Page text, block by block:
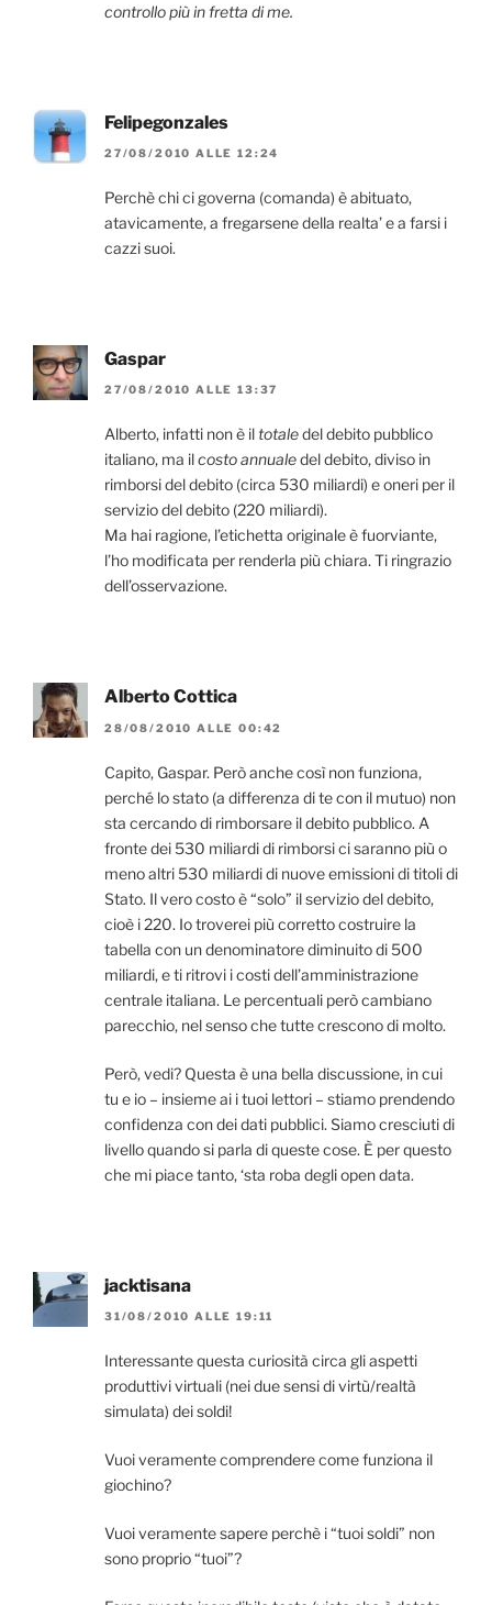
controllo più in fretta di me.
Felipegonzales
27/08/2010 ALLE 12:24
Perchè chi ci governa (comanda) è abituato,
atavicamente, a fregarsene della realta’ e a farsi i
cazzi suoi.
Gaspar
27/08/2010 ALLE 13:37
Alberto, infatti non è il totaledel debito pubblico
italiano, ma ilcosto annualedel debito, diviso in
rimborsi del debito (circa 530 miliardi) e oneri per il
servizio del debito (220 miliardi).
Ma hai ragione, l’etichetta originale è fuorviante,
l’ho modificata per renderla più chiara. Ti ringrazio
dell’osservazione.
Alberto Cottica
28/08/2010 ALLE 00:42
Capito, Gaspar. Però anche così non funziona,
perché lo stato (a differenza di te con il mutuo) non
sta cercando di rimborsare il debito pubblico. A
fronte dei 530 miliardi di rimborsi ci saranno più o
meno altri 530 miliardi di nuove emissioni di titoli di
Stato. Il vero costo è “solo” il servizio del debito,
cioè i 220. Io troverei più corretto costruire la
tabella con un denominatore diminuito di 500
miliardi, e ti ritrovi i costi dell’amministrazione
centrale italiana. Le percentuali però cambiano
parecchio, nel senso che tutte crescono di molto.
Però, vedi? Questa è una bella discussione, in cui
tu e io – insieme ai i tuoi lettori – stiamo prendendo
confidenza con dei dati pubblici. Siamo cresciuti di
livello quando si parla di queste cose. È per questo
che mi piace tanto, ‘sta roba degli open data.
jacktisana
31/08/2010 ALLE 19:11
Interessante questa curiosità circa gli aspetti
produttivi virtuali (nei due sensi di virtù/realtà
simulata) dei soldi!
Vuoi veramente comprendere come funziona il
giochino?
Vuoi veramente sapere perchè i “tuoi soldi” non
sono proprio “tuoi”?